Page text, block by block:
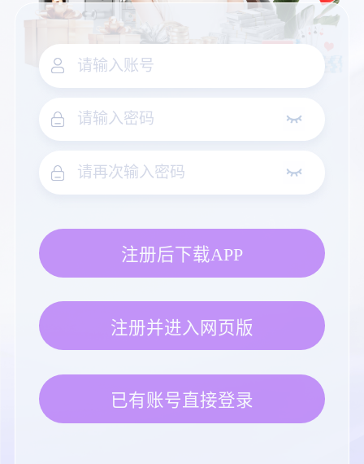
注册后下载APP
注册并进入网页版
已有账号直接登录